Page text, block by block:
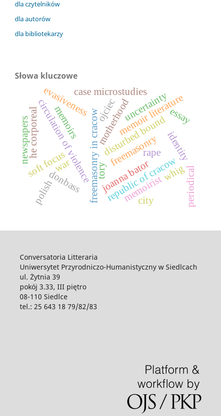
dla czytelników
dla autorów
dla bibliotekarzy
Słowa kluczowe
freemasonry
freemasonry in cracowrepublic of cracow
motherhood
rape
disturbed bound
circulation of violencejoanna bator
memoirs memoir literature
memoirist
soft focus
uncertainty
evasivenesscase microstudies
ojciec
identity
donbass
city
war
he corporeal essay
periodical
tory whig
newspapers
polish
Conversatoria Litteraria
Uniwersytet Przyrodniczo-Humanistyczny w Siedlcach
ul. Żytnia 39
pokój 3.33, III piętro
08-110 Siedlce
tel.: 25 643 18 79/82/83